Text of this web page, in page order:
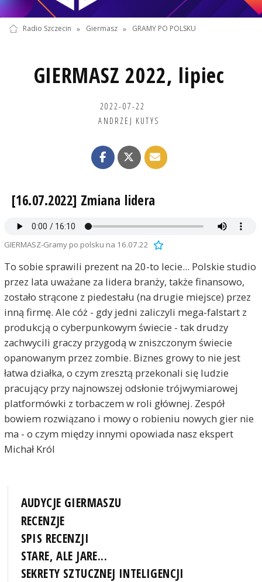
Radio Szczecin » Giermasz » GRAMY PO POLSKU
GIERMASZ 2022, lipiec
2022-07-22
ANDRZEJ KUTYS
[16.07.2022] Zmiana lidera
GIERMASZ-Gramy po polsku na 16.07.22
To sobie sprawili prezent na 20-to lecie... Polskie studio
przez lata uważane za lidera branży, także finansowo,
zostało strącone z piedestału (na drugie miejsce) przez
inną firmę. Ale cóż - gdy jedni zaliczyli mega-falstart z
produkcją o cyberpunkowym świecie - tak drudzy
zachwycili graczy przygodą w zniszczonym świecie
opanowanym przez zombie. Biznes growy to nie jest
łatwa działka, o czym zresztą przekonali się ludzie
pracujący przy najnowszej odsłonie trójwymiarowej
platformówki z torbaczem w roli głównej. Zespół
bowiem rozwiązano i mowy o robieniu nowych gier nie
ma - o czym między innymi opowiada nasz ekspert
Michał Król
AUDYCJE GIERMASZU
RECENZJE
SPIS RECENZJI
STARE, ALE JARE...
SEKRETY SZTUCZNEJ INTELIGENCJI